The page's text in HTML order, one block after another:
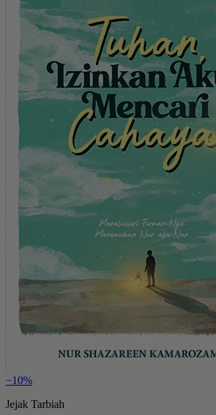
−10%
Jejak Tarbiah